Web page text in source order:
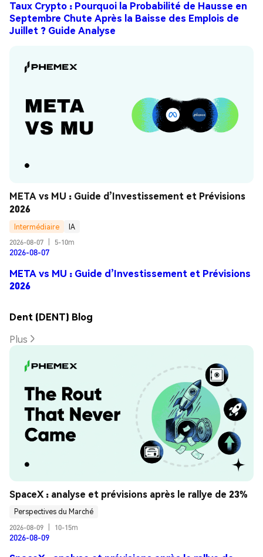
Taux Crypto : Pourquoi la Probabilité de Hausse en
Septembre Chute Après la Baisse des Emplois de
Juillet ? Guide Analyse
META vs MU : Guide d’Investissement et Prévisions
2026
Intermédiaire
IA
2026-08-07
5-10m
2026-08-07
META vs MU : Guide d’Investissement et Prévisions
2026
Dent (DENT) Blog
Plus
SpaceX : analyse et prévisions après le rallye de 23%
Perspectives du Marché
2026-08-09
10-15m
2026-08-09